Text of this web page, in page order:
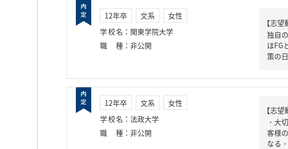
12年卒 文系
女性
学校名 ： 関東学院大学
職種 ： 非公開
【志望
独自
ほFG
策の
12年卒 文系
女性
学校名 ： 法政大学
職種 ： 非公開
【志望
・大
客様
なる